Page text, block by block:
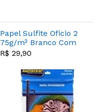
Papel Sulfite Oficio 2
75g/m² Branco Com
500 Folhas - Report
R$ 29,90